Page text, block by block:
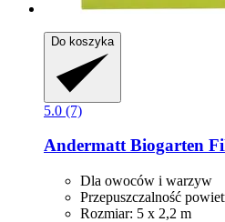
Do koszyka
5.0 (7)
Andermatt Biogarten
Dla owoców i warzyw
Przepuszczalność
Rozmiar: 5 x 2,2 m